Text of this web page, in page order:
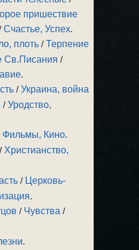
пришествие
Счастье, Успех.
плоть /Терпение
Св.Писания /
.
/Украина, война
/Уродство,
Фильмы, Кино.
/ Христианство,
/ Церковь-
.
/ Чувства /
.